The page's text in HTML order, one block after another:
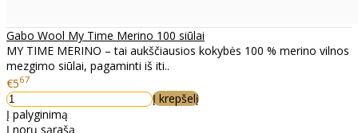
Gabo Wool My Time Merino 100 siūlai
MY TIME MERINO – tai aukščiausios kokybės 100 % merino vilnos
mezgimo siūlai, pagaminti iš iti..
€567
Į krepšelį
Į palyginimą
Į norų sąrašą